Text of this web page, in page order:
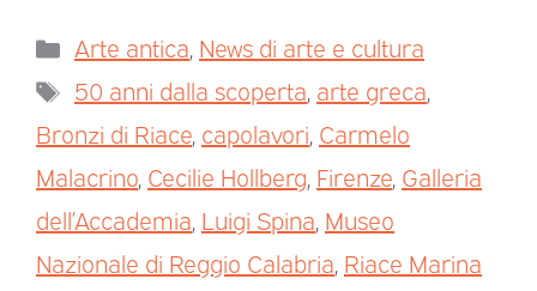
Arte antica News di arte e cultura
50 anni dalla scoperta arte greca
Bronzi di Riace capolavori Carmelo
Malacrino Cecilie Hollberg Firenze Galleria
dell’Accademia Luigi Spina Museo
Nazionale di Reggio Calabria Riace Marina